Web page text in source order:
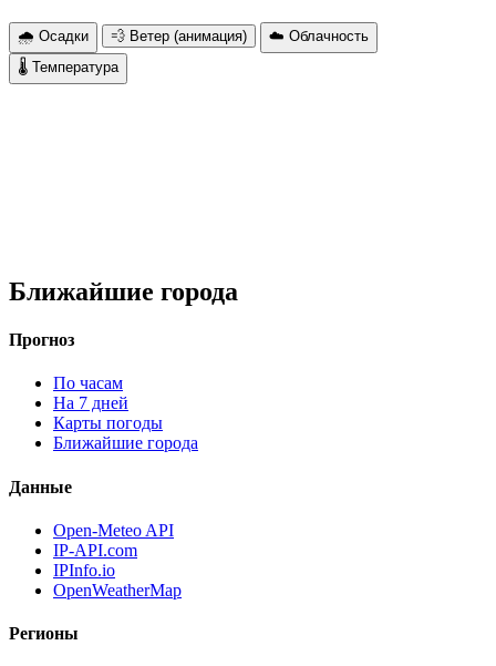
🌧 Осадки 💨 Ветер (анимация)
☁️ Облачность
🌡 Температура
Ближайшие города
Прогноз
По часам
На 7 дней
Карты погоды
Ближайшие города
Данные
Open-Meteo API
IP-API.com
IPInfo.io
OpenWeatherMap
Регионы